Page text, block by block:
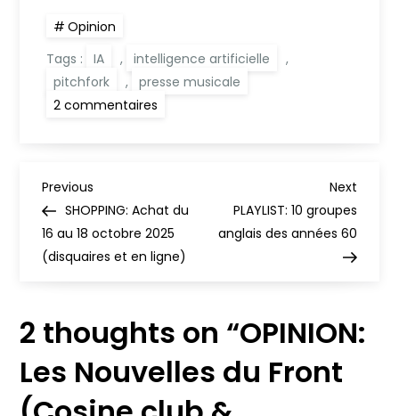
Opinion
Tags :
IA , intelligence artificielle
,
pitchfork
,
presse musicale
2 commentaires
Pitchfork)
N
a
i
g
a
Previous
Post
Previous
SHOPPING: Achat du
16 au 18 octobre 2025
(disquaires et en ligne)
Next
Post
Next
PLAYLIST: 10 groupes
anglais des années 60
2 thoughts on “OPINION:
Les Nouvelles du Front